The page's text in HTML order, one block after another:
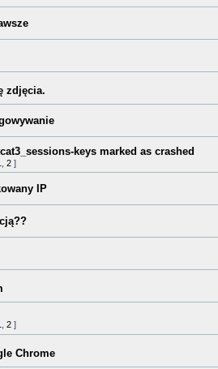
zdjęcia.
keys marked as crashed
2 ]
IP
2 ]
Chrome